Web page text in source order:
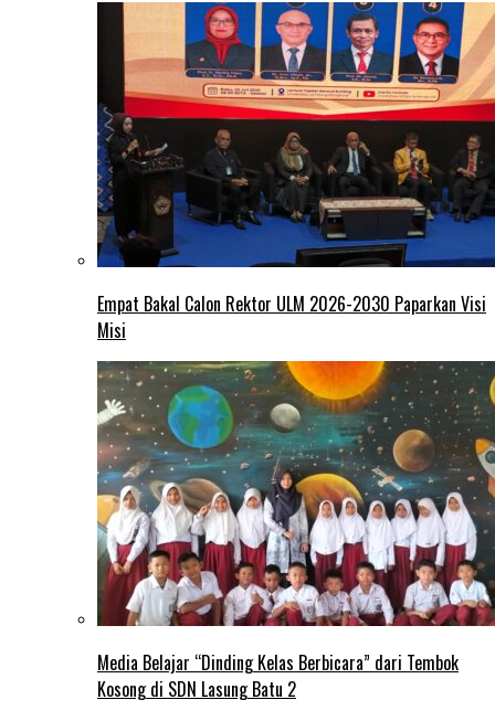
Empat Bakal Calon Rektor ULM 2026-2030 Paparkan Visi
Misi
Media Belajar “Dinding Kelas Berbicara” dari Tembok
Kosong di SDN Lasung Batu 2